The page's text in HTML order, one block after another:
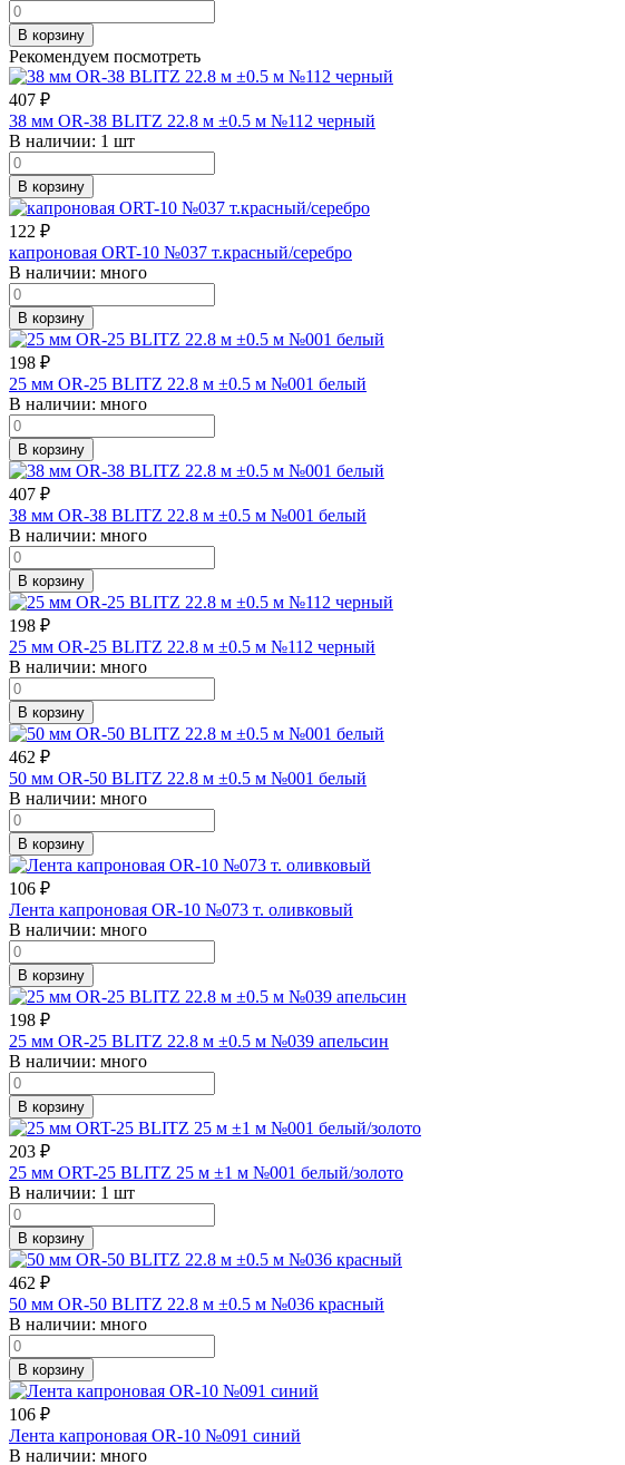
В корзину
Рекомендуем посмотреть
407 ₽
38 мм OR-38 BLITZ 22.8 м ±0.5 м №112 черный
В наличии: 1 шт
В корзину
122 ₽
капроновая ORT-10 №037 т.красный/серебро
В наличии: много
В корзину
198 ₽
25 мм OR-25 BLITZ 22.8 м ±0.5 м №001 белый
В наличии: много
В корзину
407 ₽
38 мм OR-38 BLITZ 22.8 м ±0.5 м №001 белый
В наличии: много
В корзину
198 ₽
25 мм OR-25 BLITZ 22.8 м ±0.5 м №112 черный
В наличии: много
В корзину
462 ₽
50 мм OR-50 BLITZ 22.8 м ±0.5 м №001 белый
В наличии: много
В корзину
106 ₽
Лента капроновая OR-10 №073 т. оливковый
В наличии: много
В корзину
198 ₽
25 мм OR-25 BLITZ 22.8 м ±0.5 м №039 апельсин
В наличии: много
В корзину
203 ₽
25 мм ORT-25 BLITZ 25 м ±1 м №001 белый/золото
В наличии: 1 шт
В корзину
462 ₽
50 мм OR-50 BLITZ 22.8 м ±0.5 м №036 красный
В наличии: много
В корзину
106 ₽
Лента капроновая OR-10 №091 синий
В наличии: много